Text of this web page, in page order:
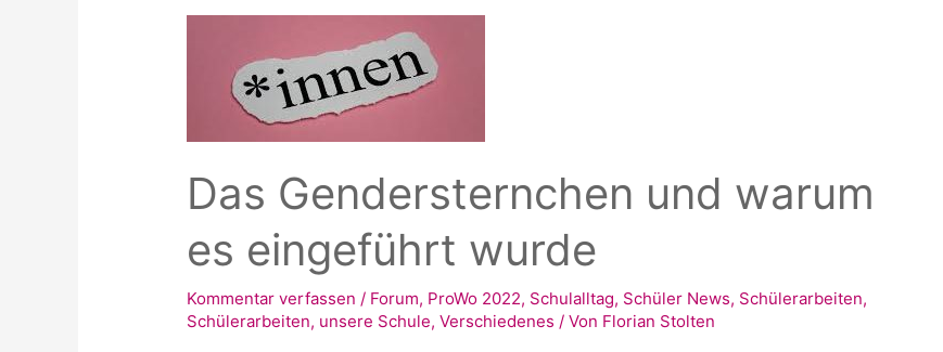
Das Gendersternchen und warum
es eingeführt wurde
Kommentar verfassen / Forum, ProWo 2022, Schulalltag, Schüler News, Schülerarbeiten,
Schülerarbeiten, unsere Schule,Verschiedenes / Von Florian Stolten